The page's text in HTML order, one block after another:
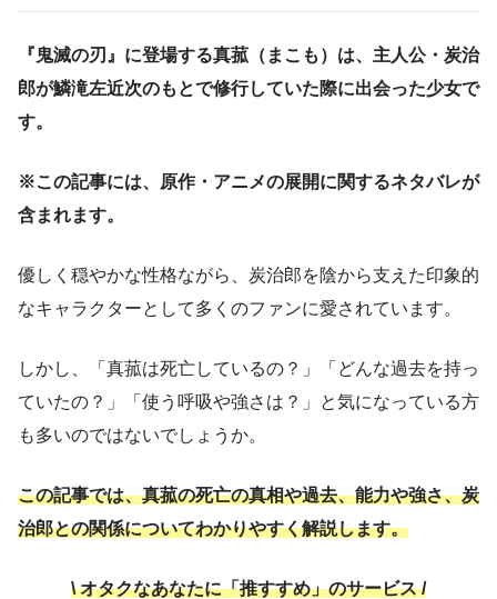
『鬼滅の刃』に登場する真菰（まこも）は、主人公・炭治
郎が鱗滝左近次のもとで修行していた際に出会った少女で
す。
※この記事には、原作・アニメの展開に関するネタバレが
含まれます。
優しく穏やかな性格ながら、炭治郎を陰から支えた印象的
なキャラクターとして多くのファンに愛されています。
しかし、「真菰は死亡しているの？」「どんな過去を持っ
ていたの？」「使う呼吸や強さは？」と気になっている方
も多いのではないでしょうか。
この記事では、真菰の死亡の真相や過去、能力や強さ、炭
治郎との関係についてわかりやすく解説します。
\ オタクなあなたに「推すすめ」のサービス /